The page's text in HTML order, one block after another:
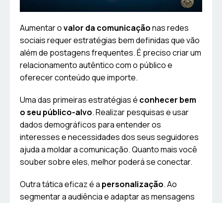
Aumentar ovalor da comunicaçãonas redes
sociais requer estratégias bem definidas que vão
além de postagens frequentes. É preciso criar um
relacionamento autêntico com o público e
oferecer conteúdo que importe.
Uma das primeiras estratégias é conhecer bem
o seu público-alvo. Realizar pesquisas e usar
dados demográficos para entender os
interesses e necessidades dos seus seguidores
ajuda a moldar a comunicação. Quanto mais você
souber sobre eles, melhor poderá se conectar.
Outra tática eficaz é a personalização. Ao
segmentar a audiência e adaptar as mensagens